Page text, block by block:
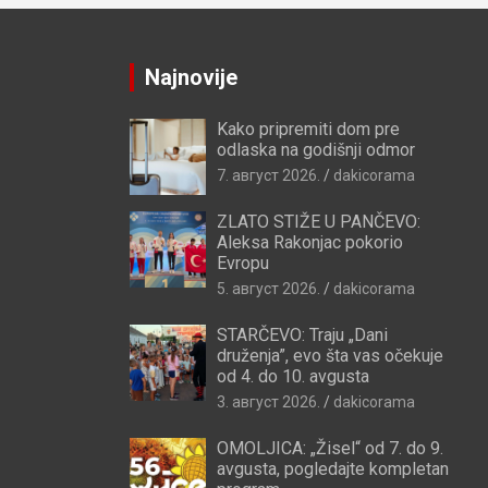
Najnovije
Kako pripremiti dom pre
odlaska na godišnji odmor
7. август 2026. dakicorama
ZLATO STIŽE U PANČEVO:
Aleksa Rakonjac pokorio
Evropu
5. август 2026. dakicorama
STARČEVO: Traju „Dani
druženja”, evo šta vas očekuje
od 4. do 10. avgusta
3. август 2026. dakicorama
OMOLJICA: „Žisel“ od 7. do 9.
avgusta, pogledajte kompletan